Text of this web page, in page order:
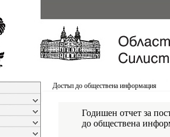
Достъп до обществена информация
Годишен отчет за
до обществена